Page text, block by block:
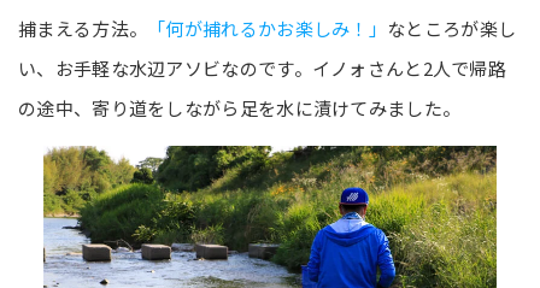
捕まえる方法。
「何が捕れるかお楽しみ！」 なところが楽し
い、お手軽な水辺アソビなのです。イノォさんと2人で帰路
の途中、寄り道をしながら足を水に漬けてみました。